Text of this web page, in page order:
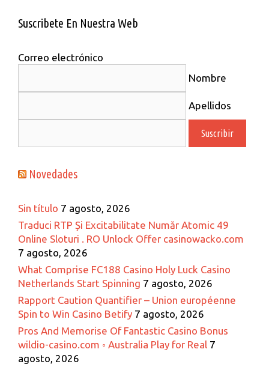
Suscribete En Nuestra Web
Correo electrónico
Nombre
Apellidos
Novedades
Sin título 7 agosto, 2026
Traduci RTP Și Excitabilitate Număr Atomic 49
Online Sloturi . RO Unlock Offer casinowacko.com
7 agosto, 2026
What Comprise FC188 Casino Holy Luck Casino
Netherlands Start Spinning 7 agosto, 2026
Rapport Caution Quantifier – Union européenne
Spin to Win Casino Betify 7 agosto, 2026
Pros And Memorise Of Fantastic Casino Bonus
wildio-casino.com ◦ Australia Play for Real 7
agosto, 2026